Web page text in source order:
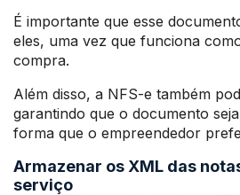
É importante que esse
eles, uma vez que funciona
compra.
Além disso, a NFS-e também
garantindo que o documento
forma que o empreendedor
Armazenar os XML das
serviço